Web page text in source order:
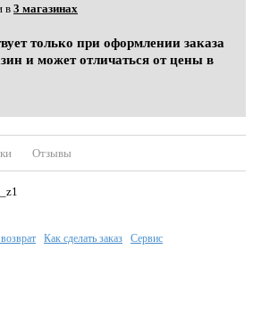
в3 магазинах
только при оформлении заказа
и может отличаться от цены в
Отзывы
Как сделать заказ Сервис